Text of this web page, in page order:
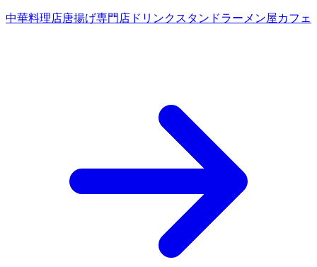
中華料理店唐揚げ専門店 ドリンクスタンドラーメン屋カフェ